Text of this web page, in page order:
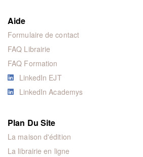
Aide
Formulaire de contact
FAQ Librairie
FAQ Formation
LinkedIn EJT
LinkedIn Academys
Plan Du Site
La maison d'édition
La librairie en ligne